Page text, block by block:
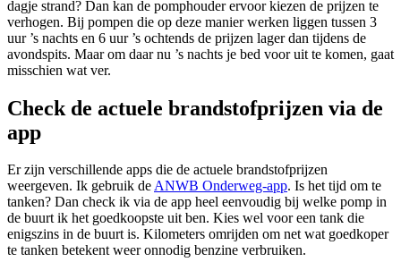
dagje strand? Dan kan de pomphouder ervoor kiezen de prijzen te
verhogen. Bij pompen die op deze manier werken liggen tussen 3
uur ’s nachts en 6 uur ’s ochtends de prijzen lager dan tijdens de
avondspits. Maar om daar nu ’s nachts je bed voor uit te komen, gaat
misschien wat ver.
Check de actuele brandstofprijzen via de
app
Er zijn verschillende apps die de actuele brandstofprijzen
weergeven. Ik gebruik deANWB Onderweg-app. Is het tijd om te
tanken? Dan check ik via de app heel eenvoudig bij welke pomp in
de buurt ik het goedkoopste uit ben. Kies wel voor een tank die
enigszins in de buurt is. Kilometers omrijden om net wat goedkoper
te tanken betekent weer onnodig benzine verbruiken.